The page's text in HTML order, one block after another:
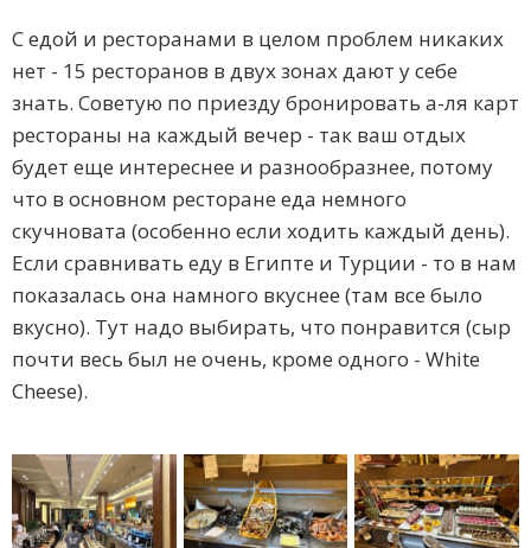
С едой и ресторанами в целом проблем никаких
нет - 15 ресторанов в двух зонах дают у себе
знать. Советую по приезду бронировать а-ля карт
рестораны на каждый вечер - так ваш отдых
будет еще интереснее и разнообразнее, потому
что в основном ресторане еда немного
скучновата (особенно если ходить каждый день).
Если сравнивать еду в Египте и Турции - то в нам
показалась она намного вкуснее (там все было
вкусно). Тут надо выбирать, что понравится (сыр
почти весь был не очень, кроме одного - White
Cheese).